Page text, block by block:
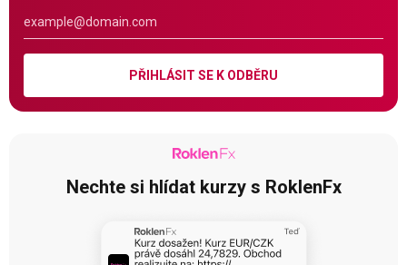
PŘIHLÁSIT SE K ODBĚRU
Nechte si hlídat kurzy s RoklenFx